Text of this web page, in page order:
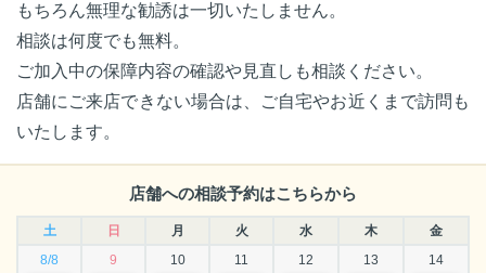
もちろん無理な勧誘は一切いたしません。
相談は何度でも無料。
ご加入中の保障内容の確認や見直しも相談ください。
店舗にご来店できない場合は、ご自宅やお近くまで訪問も
いたします。
店舗への相談予約はこちらから
土 日 月 火 水 木
金
8/8
9 10 11 12 13 14